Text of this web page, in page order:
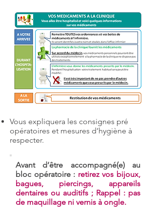
Vous expliquera les consignes pré
opératoires et mesures d’hygiène à
respecter.
Avant d’être accompagné(e) au
bloc opératoire : retirez vos bijoux,
bagues, piercings, appareils
dentaires ou auditifs ; Rappel : pas
de maquillage ni vernis à ongle.